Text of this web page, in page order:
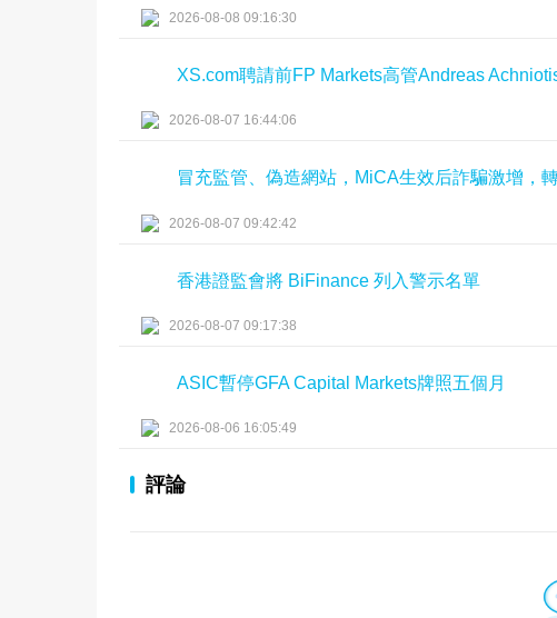
2026-08-08 09:16:30
XS.com聘請前FP Markets高管Andreas
2026-08-07 16:44:06
冒充監管、偽造網站，MiCA生效后詐騙激增，
2026-08-07 09:42:42
香港證監會將 BiFinance 列入警示名單
2026-08-07 09:17:38
ASIC暫停GFA Capital Markets牌照五個月
2026-08-06 16:05:49
評論